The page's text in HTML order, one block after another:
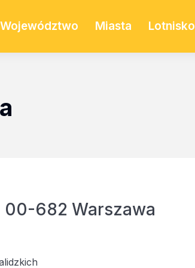
Województwo Miasta Lotnisko
00-682 Warszawa